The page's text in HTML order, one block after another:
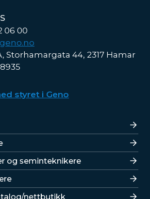
06 00
Storhamargata 44, 2317 Hamar
styret i Geno
og seminteknikere
nettbutikk